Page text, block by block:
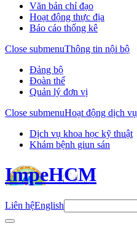
Văn bản chỉ đạo
Hoạt động thực địa
Báo cáo thống kê
Close submenuThông tin nội bộ
Đảng bộ
Đoàn thể
Quản lý đơn vị
Close submenuHoạt động dịch vụ
Dịch vụ khoa học kỹ thuật
Khám bệnh giun sán
ImpeHCM
Liên hệEnglish